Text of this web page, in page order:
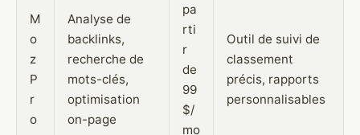
M
o
z
P
r
o
Analyse de
backlinks,
recherche de
mots-clés,
optimisation
on-page
pa
rti
r
de
99
$/
mo
Outil de suivi de
classement
précis, rapports
personnalisables